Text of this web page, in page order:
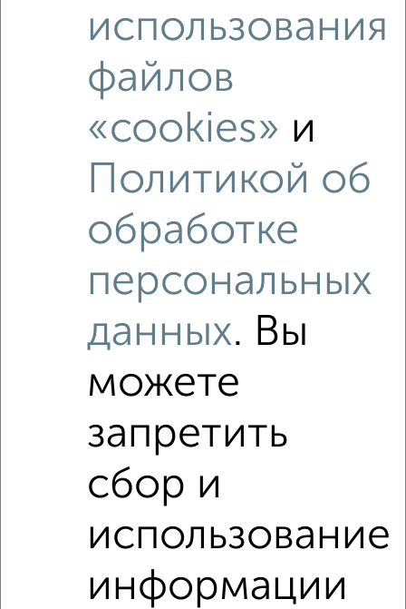
Центральный район, Каменская 56/2
Агентство, 20.07.2022
Комната в 2-к квартире, на длительный срок, 52м², 4/5
в месяц
Железнодорожный район, Сибирская 40
Комната в 2-к квартире, на длительный срок, 16м²,
в месяц
Центральный район, Романова 36
Агентство, 03.08.2022
использования
файлов
«cookies» и
Политикой об
обработке
персональных
данных. Вы
можете
запретить
сбор и
использование
информации